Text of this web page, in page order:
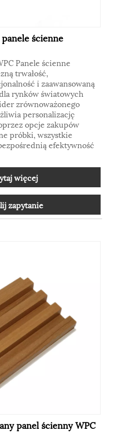
ścienne
Panele ścienne
trwałość,
i zaawansowaną
rynków światowych
zrównoważonego
personalizację
opcje zakupów
próbki, wszystkie
efektywność
więcej
zapytanie
panel ścienny WPC